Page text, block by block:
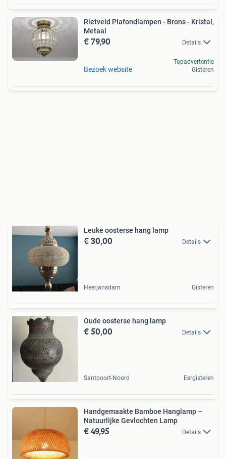
Rietveld Plafondlampen - Brons - Kristal,
Metaal
€ 79,90 Details
Bezoek website
Topadvertentie
Gisteren
Leuke oosterse hang lamp
€ 30,00 Details
Heerjansdam Gisteren
Oude oosterse hang lamp
€ 50,00 Details
Santpoort-Noord Eergisteren
Handgemaakte Bamboe Hanglamp –
Natuurlijke Gevlochten Lamp
€ 49,95 Details